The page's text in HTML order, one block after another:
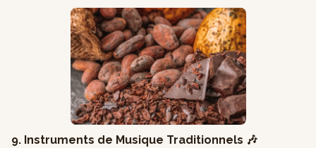
9. Instruments de Musique Traditionnels 🎶